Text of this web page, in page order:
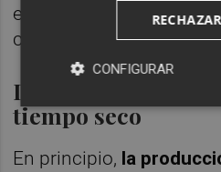
envasando para atender
cliente y el lunes hacer
Descenso de la
tiempo seco
En principio, la
CONFIGURAR